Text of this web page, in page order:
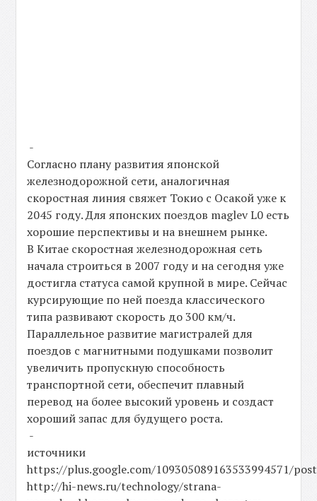
-
Согласно плану развития японской
железнодорожной сети, аналогичная
скоростная линия свяжет Токио с Осакой уже к
2045 году. Для японских поездов maglev L0 есть
хорошие перспективы и на внешнем рынке.
В Китае скоростная железнодорожная сеть
начала строиться в 2007 году и на сегодня уже
достигла статуса самой крупной в мире. Сейчас
курсирующие по ней поезда классического
типа развивают скорость до 300 км/ч.
Параллельное развитие магистралей для
поездов с магнитными подушками позволит
увеличить пропускную способность
транспортной сети, обеспечит плавный
перевод на более высокий уровень и создаст
хороший запас для будущего роста.
-
источники
https://plus.google.com/109305089163533994571/
http://hi-news.ru/technology/strana-